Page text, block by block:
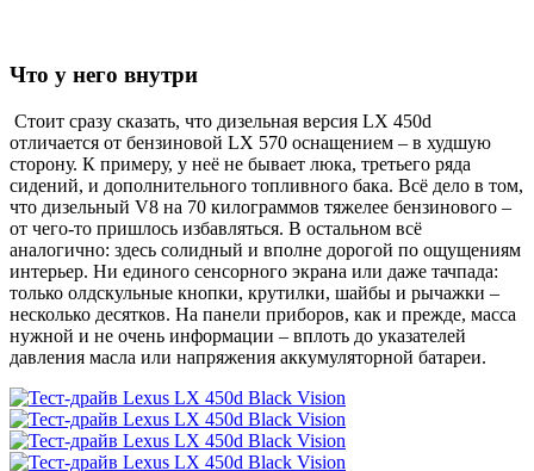
Что у него внутри
Стоит сразу сказать, что дизельная версия LX 450d
отличается от бензиновой LX 570 оснащением – в худшую
сторону. К примеру, у неё не бывает люка, третьего ряда
сидений, и дополнительного топливного бака. Всё дело в том,
что дизельный V8 на 70 килограммов тяжелее бензинового –
от чего-то пришлось избавляться. В остальном всё
аналогично: здесь солидный и вполне дорогой по ощущениям
интерьер. Ни единого сенсорного экрана или даже тачпада:
только олдскульные кнопки, крутилки, шайбы и рычажки –
несколько десятков. На панели приборов, как и прежде, масса
нужной и не очень информации – вплоть до указателей
давления масла или напряжения аккумуляторной батареи.